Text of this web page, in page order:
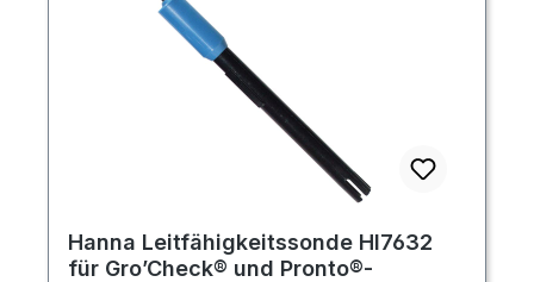
Hanna Leitfähigkeitssonde HI7632
für Gro’Check® und Pronto®-